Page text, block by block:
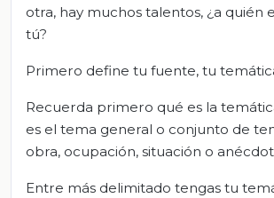
otra, hay muchos talentos, ¿a quién
tú?
Primero define tu fuente, tu
Recuerda primero qué es la
es el tema general o conjunto de
obra, ocupación, situación o
Entre más delimitado tengas tu